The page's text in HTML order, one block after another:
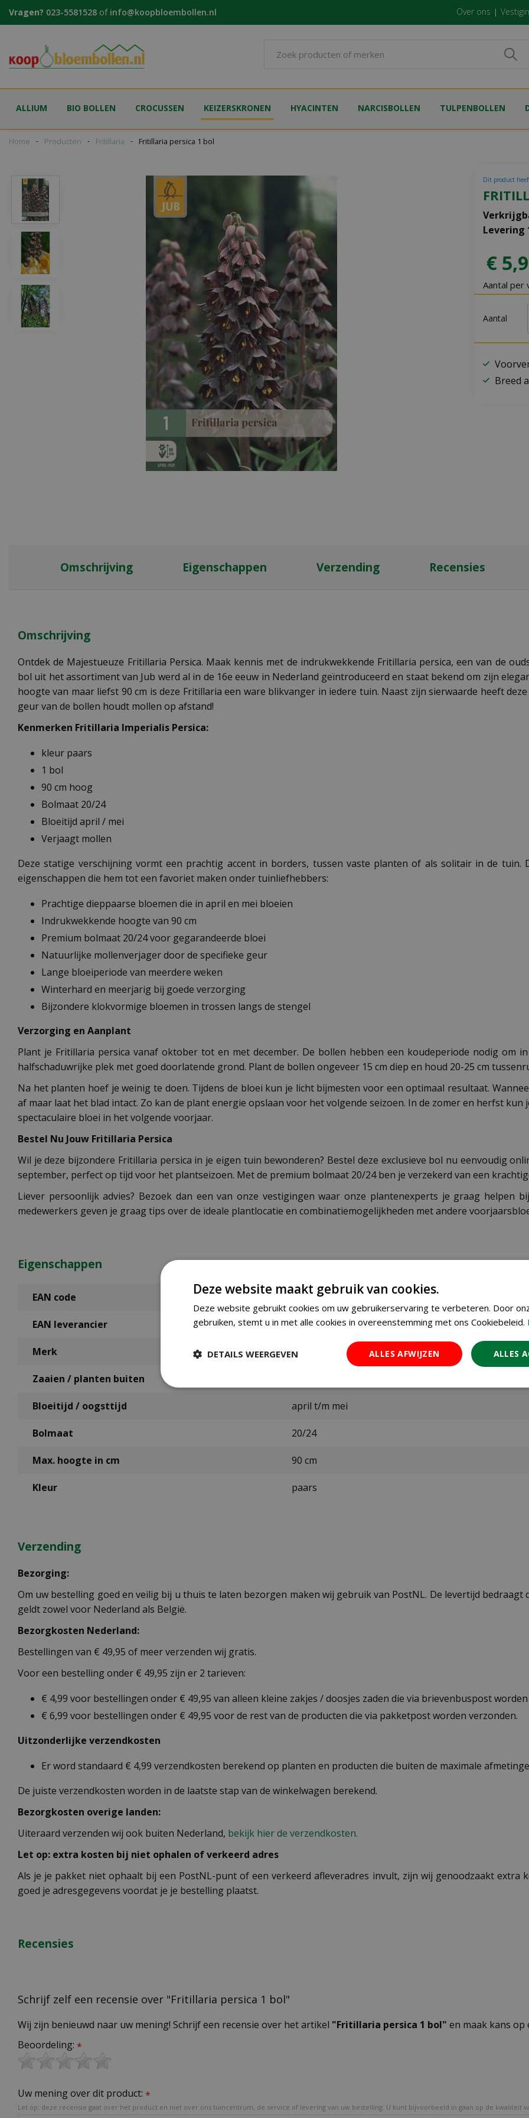
naar
Home Producten Fritillaria Fritillaria persica 1 bol
Vragen? 023-5581528 of info@koopbloembollen.nl Over ons
ALLIUM BIO BOLLEN CROCUSSEN KEIZERSKRONEN HYACINTEN NARCISBOLLEN TULPENBOLLEN
Levering
Dit product
€ 5,
Aantal per
Aantal
Breed
Omschrijving Eigenschappen Verzending Recensies
Omschrijving
Ontdek de Majestueuze Fritillaria Persica. Maak kennis met de indrukwekkende Fritillaria persica, een van de
bol uit het assortiment van Jub werd al in de 16e eeuw in Nederland geïntroduceerd en staat bekend om zijn
hoogte van maar liefst 90 cm is deze Fritillaria een ware blikvanger in iedere tuin. Naast zijn sierwaarde heeft
geur van de bollen houdt mollen op afstand!
Kenmerken Fritillaria Imperialis Persica:
kleur paars
1 bol
90 cm hoog
Bolmaat 20/24
Bloeitijd april / mei
Verjaagt mollen
Deze statige verschijning vormt een prachtig accent in borders, tussen vaste planten of als solitair in de tuin.
eigenschappen die hem tot een favoriet maken onder tuinliefhebbers:
Prachtige dieppaarse bloemen die in april en mei bloeien
Indrukwekkende hoogte van 90 cm
Premium bolmaat 20/24 voor gegarandeerde bloei
Natuurlijke mollenverjager door de specifieke geur
Lange bloeiperiode van meerdere weken
Winterhard en meerjarig bij goede verzorging
Bijzondere klokvormige bloemen in trossen langs de stengel
Verzorging en Aanplant
Plant je Fritillaria persica vanaf oktober tot en met december. De bollen hebben een koudeperiode nodig om
halfschaduwrijke plek met goed doorlatende grond. Plant de bollen ongeveer 15 cm diep en houd 20-25 cm
Na het planten hoef je weinig te doen. Tijdens de bloei kun je licht bijmesten voor een optimaal resultaat.
af maar laat het blad intact. Zo kan de plant energie opslaan voor het volgende seizoen. In de zomer en herfst
spectaculaire bloei in het volgende voorjaar.
Bestel Nu Jouw Fritillaria Persica
Wil je deze bijzondere Fritillaria persica in je eigen tuin bewonderen? Bestel deze exclusieve bol nu eenvoudig
september, perfect op tijd voor het plantseizoen. Met de premium bolmaat 20/24 ben je verzekerd van een
Liever persoonlijk advies? Bezoek dan een van onze vestigingen waar onze plantenexperts je graag helpen
medewerkers geven je graag tips over de ideale plantlocatie en combinatiemogelijkheden met andere
Eigenschappen
EAN code 8712438519406
EAN leverancier 309760
Merk Jub
Zaaien / planten buiten
Bloeitijd / oogsttijd april t/m mei
Bolmaat 20/24
Max. hoogte in cm 90 cm
Kleur paars
Verzending
Bezorging:
Om uw bestelling goed en veilig bij u thuis te laten bezorgen maken wij gebruik van PostNL. De levertijd
geldt zowel voor Nederland als België.
Bezorgkosten Nederland:
Bestellingen van € 49,95 of meer verzenden wij gratis.
Voor een bestelling onder € 49,95 zijn er 2 tarieven:
€ 4,99 voor bestellingen onder € 49,95 van alleen kleine zakjes / doosjes zaden die via brievenbuspost
€ 6,99 voor bestellingen onder € 49,95 voor de rest van de producten die via pakketpost worden verzonden.
Uitzonderlijke verzendkosten
Er word standaard € 4,99 verzendkosten berekend op planten en producten die buiten de maximale
De juiste verzendkosten worden in de laatste stap van de winkelwagen berekend.
Bezorgkosten overige landen:
Uiteraard verzenden wij ook buiten Nederland, bekijk hier de verzendkosten.
Let op: extra kosten bij niet ophalen of verkeerd adres
Als je je pakket niet ophaalt bij een PostNL-punt of een verkeerd afleveradres invult, zijn wij genoodzaakt
goed je adresgegevens voordat je je bestelling plaatst.
Recensies
Schrijf zelf een recensie over "Fritillaria persica 1 bol"
Wij zijn benieuwd naar uw mening! Schrijf een recensie over het artikel "Fritillaria persica 1 bol" en maak kans op
Beoordeling: *
Uw mening over dit product: *
Let op: deze recensie gaat over het product en niet over ons tuincentrum, de service of levering van uw bestelling. U kunt bijvoorbeeld in gaan op de kwaliteit
Deze website maakt gebruik van cookies.
Deze website gebruikt cookies om uw gebruikerservaring te verbeteren. Door
gebruiken, stemt u in met alle cookies in overeenstemming met ons Cookiebeleid.
ALLES
ALLES AFWIJZEN
DETAILS WEERGEVEN